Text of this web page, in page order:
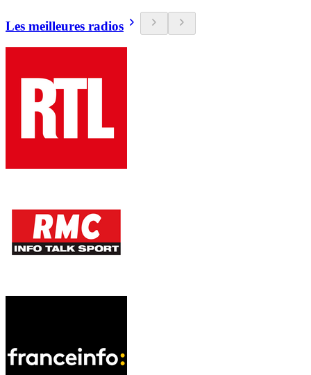
Les meilleures radios